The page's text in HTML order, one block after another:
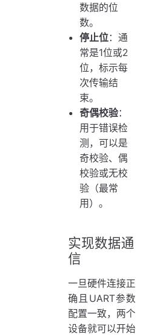
数据的位
数。
停止位：通
常是1位或2
位，标示每
次传输结
束。
奇偶校验：
用于错误检
测，可以是
奇校验、偶
校验或无校
验（最常
用）。
实现数据通
信
一旦硬件连接正
确且UART参数
配置一致，两个
设备就可以开始